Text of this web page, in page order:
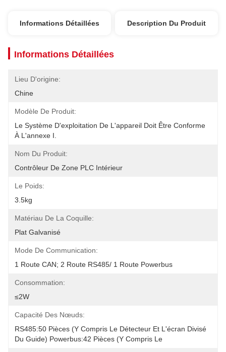
Informations Détaillées Description Du Produit
Informations Détaillées
Lieu D'origine:
Chine
Modèle De Produit:
Le Système D'exploitation De L'appareil Doit Être Conforme
À L'annexe I.
Nom Du Produit:
Contrôleur De Zone PLC Intérieur
Le Poids:
3.5kg
Matériau De La Coquille:
Plat Galvanisé
Mode De Communication:
1 Route CAN; 2 Route RS485/ 1 Route Powerbus
Consommation:
≤2W
Capacité Des Nœuds:
RS485:50 Pièces (y Compris Le Détecteur Et L'écran Divisé
Du Guide) Powerbus:42 Pièces (y Compris Le